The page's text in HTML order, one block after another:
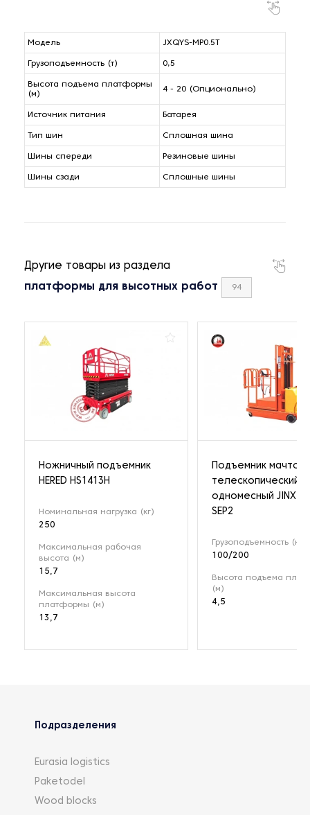
Модель JXQYS-MP0.5T
Грузоподъемность (т) 0,5
Высота подъема платформы
(м)
4 - 20 (Опционально)
Источник питания Батарея
Тип шин Сплошная шина
Шины спереди Резиновые шины
Шины сзади Сплошные шины
Другие товары из раздела
платформы для высотных работ 94
Ножничный подъемник
HERED HS1413H
Номинальная нагрузка (кг)
250
Максимальная рабочая
высота (м)
15,7
Максимальная высота
платформы (м)
13,7
Подъемник
телескопический
одномесный
SEP2
Грузоподъемность (кг)
100/200
Высота подъема
(м)
4,5
Подразделения
Eurasia logistics
Paketodel
Wood blocks